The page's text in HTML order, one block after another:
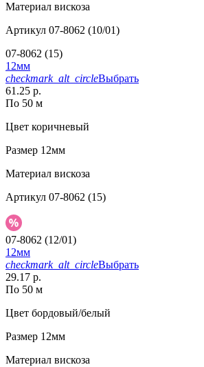
Материал вискоза
Артикул 07-8062 (10/01)
07-8062 (15)
12мм
checkmark_alt_circleВыбрать
61.25 р.
По 50 м
Цвет коричневый
Размер 12мм
Материал вискоза
Артикул 07-8062 (15)
07-8062 (12/01)
12мм
checkmark_alt_circleВыбрать
29.17 р.
По 50 м
Цвет бордовый/белый
Размер 12мм
Материал вискоза